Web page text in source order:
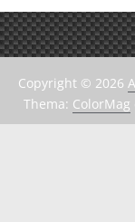
Copyright © 2026
Thema: ColorMag